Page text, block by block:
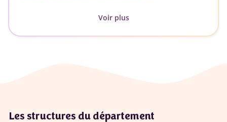
Voir plus
Les structures du département